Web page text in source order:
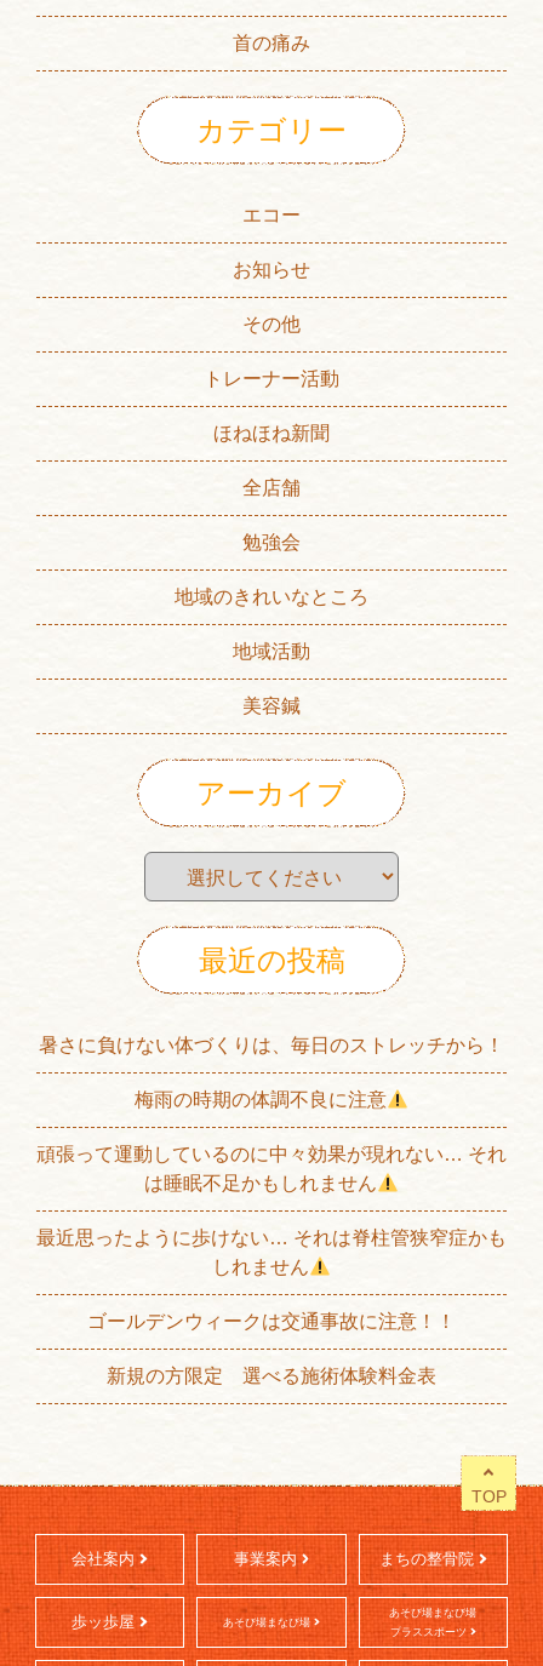
首の痛み
カテゴリー
エコー
お知らせ
その他
トレーナー活動
ほねほね新聞
全店舗
勉強会
地域のきれいなところ
地域活動
美容鍼
アーカイブ
最近の投稿
暑さに負けない体づくりは、毎日のストレッチから！
梅雨の時期の体調不良に注意
頑張って運動しているのに中々効果が現れない… それ
は睡眠不足かもしれません
最近思ったように歩けない… それは脊柱管狭窄症かも
しれません
ゴールデンウィークは交通事故に注意！！
新規の方限定 選べる施術体験料金表
TOP
会社案内 事業案内 まちの整骨院
歩ッ歩屋 あそび場まなび場
あそび場まなび場
プラススポーツ